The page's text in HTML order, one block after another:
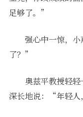
足够了。”
强心中一惊，
了？”
奥兹平教授轻
深长地说：“年轻人